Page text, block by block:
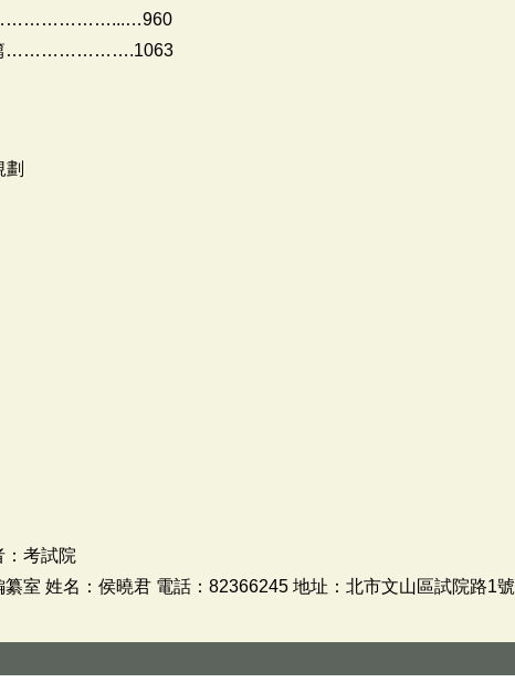
……………………...…960
篇………………….1063
劃
：考試院
室 姓名：侯曉君 電話：82366245 地址：北市文山區試院路1號